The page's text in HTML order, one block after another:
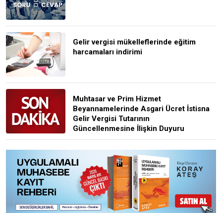
Gelir vergisi mükelleflerinde eğitim
harcamaları indirimi
Muhtasar ve Prim Hizmet
Beyannamelerinde Asgari Ücret İstisna
Gelir Vergisi Tutarının
Güncellenmesine İlişkin Duyuru